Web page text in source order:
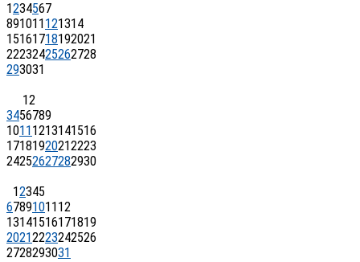
1234567
891011 121314
15161718192021
22232425262728
293031
12
3456789
1011 1213141516
17181920212223
24252627282930
12345
67891011 12
13141516171819
20212223242526
2728293031